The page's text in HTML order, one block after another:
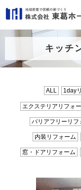
キッチ
ALL 1day
エクステリアリフォ
バリアフリーリフ
内装リフォーム
窓・ドアリフォーム